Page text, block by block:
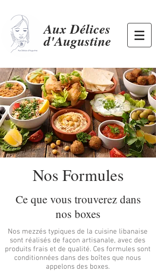
Aux Délices
d'Augustine
Nos Formules
Ce que vous trouverez dans
nos boxes
Nos mezzés typiques de la cuisine libanaise
sont réalisés de façon artisanale, avec des
produits frais et de qualité. Ces formules sont
conditionnées dans des boîtes que nous
appelons des boxes.